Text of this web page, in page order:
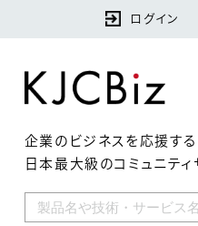
ログイン
企業のビジネスを応援する
日本最大級のコミュニティ
KJCBizとは
特集